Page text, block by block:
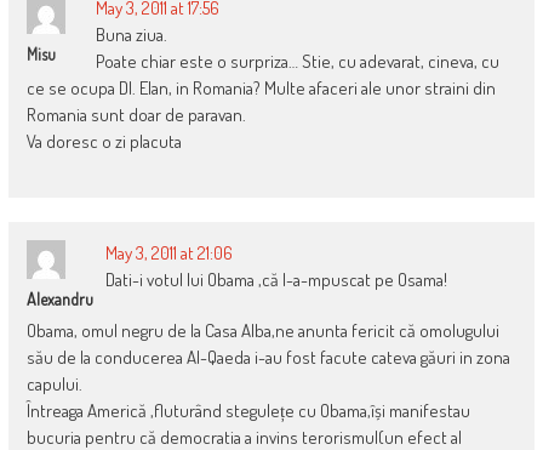
Misu
May 3, 2011 at 17:56
Buna ziua.
Poate chiar este o surpriza… Stie, cu adevarat, cineva, cu
ce se ocupa Dl. Elan, in Romania? Multe afaceri ale unor straini din
Romania sunt doar de paravan.
Va doresc o zi placuta
Alexandru
May 3, 2011 at 21:06
Dati-i votul lui Obama ,că l-a-mpuscat pe Osama!
Obama, omul negru de la Casa Alba,ne anunta fericit că omolugului
său de la conducerea Al-Qaeda i-au fost facute cateva găuri in zona
capului.
Întreaga Americă ,fluturând stegulețe cu Obama,își manifestau
bucuria pentru că democratia a invins terorismul(un efect al